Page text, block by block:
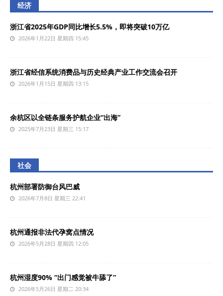
经济
浙江省2025年GDP同比增长5.5%，即将突破10万亿
2026年1月22日 星期四 15:45
浙江省经信系统消费品与历史经典产业工作交流会召开
2026年1月15日 星期四 13:15
余杭区以全链条服务护航企业“出海”
2025年7月23日 星期三 15:17
社会
杭州部署防御台风巴威
2026年7月8日 星期三 22:41
杭州通报非法代孕窝点情况
2026年5月28日 星期四 12:05
杭州湿度90% “出门感觉被牛舔了”
2026年5月26日 星期二 20:34